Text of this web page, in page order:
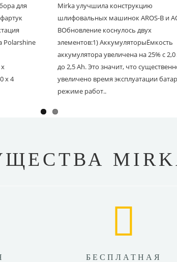
для
Polarshine
х 4
Mirka улучшила конструкцию
шлифовальных машинок AROS-B и
BОбновление коснулось двух
элементов:1) АккумуляторыЁмкость
аккумулятора увеличена на 25% с 2,0
до 2,5 Ah. Это значит, что
увеличено время эксплуатации
режиме работ..
БЕСПЛАТНАЯ